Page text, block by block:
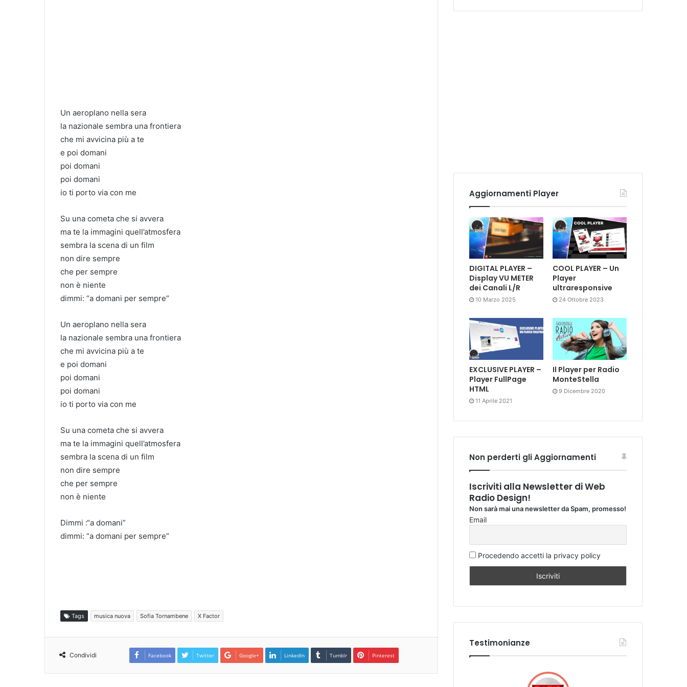
Un aeroplano nella sera
la nazionale sembra una frontiera
che mi avvicina più a te
e poi domani
poi domani
poi domani
io ti porto via con me
Su una cometa che si avvera
ma te la immagini quell’atmosfera
sembra la scena di un film
non dire sempre
che per sempre
non è niente
dimmi: “a domani per sempre”
Un aeroplano nella sera
la nazionale sembra una frontiera
che mi avvicina più a te
e poi domani
poi domani
poi domani
io ti porto via con me
Su una cometa che si avvera
ma te la immagini quell’atmosfera
sembra la scena di un film
non dire sempre
che per sempre
non è niente
Dimmi :“a domani”
dimmi: “a domani per sempre”
Tags musica nuova Sofia Tornambene X Factor
Condividi Facebook Twitter Google+ LinkedIn Tumblr Pinterest
Aggiornamenti Player
DIGITAL PLAYER –
Display VU METER
dei Canali L/R
10 Marzo 2025
COOL PLAYER – Un
Player
ultraresponsive
24 Ottobre 2023
EXCLUSIVE PLAYER –
Player FullPage
HTML
11 Aprile 2021
Il Player per Radio
MonteStella
9 Dicembre 2020
Non perderti gli Aggiornamenti
Iscriviti alla Newsletter di Web
Radio Design!
Non sarà mai una newsletter da Spam, promesso!
Email
Procedendo accetti la privacy policy
Testimonianze